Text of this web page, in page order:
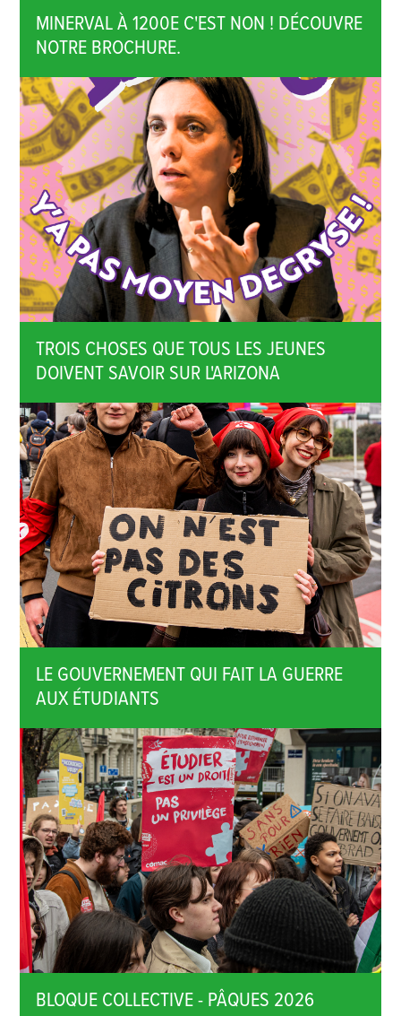
MINERVAL À 1200E C'EST NON ! DÉCOUVRE
NOTRE BROCHURE.
TROIS CHOSES QUE TOUS LES JEUNES
DOIVENT SAVOIR SUR L'ARIZONA
LE GOUVERNEMENT QUI FAIT LA GUERRE
AUX ÉTUDIANTS
BLOQUE COLLECTIVE - PÂQUES 2026